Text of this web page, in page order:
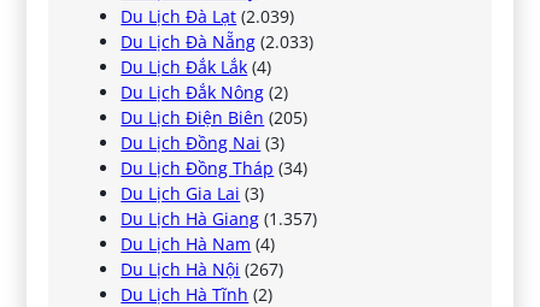
Du Lịch Đà Lạt (2.039)
Du Lịch Đà Nẵng (2.033)
Du Lịch Đắk Lắk (4)
Du Lịch Đắk Nông (2)
Du Lịch Điện Biên (205)
Du Lịch Đồng Nai (3)
Du Lịch Đồng Tháp (34)
Du Lịch Gia Lai (3)
Du Lịch Hà Giang (1.357)
Du Lịch Hà Nam (4)
Du Lịch Hà Nội (267)
Du Lịch Hà Tĩnh (2)